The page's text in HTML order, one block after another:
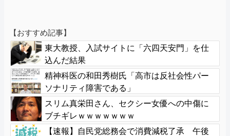
【おすすめ記事】
東大教授、入試サイトに「六四天安門」を仕
込んだ結果
精神科医の和田秀樹氏「高市は反社会性パー
ソナリティ障害である」
スリム真栄田さん、セクシー女優への中傷に
ブチギレｗｗｗｗｗｗｗ
【速報】自民党総務会で消費減税了承 午後